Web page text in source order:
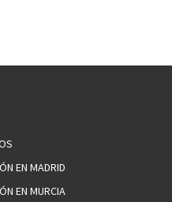
EN MADRID
EN MURCIA